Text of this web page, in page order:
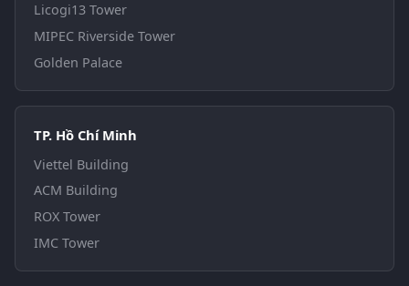
Licogi13 Tower
MIPEC Riverside Tower
Golden Palace
TP. Hồ Chí Minh
Viettel Building
ACM Building
ROX Tower
IMC Tower